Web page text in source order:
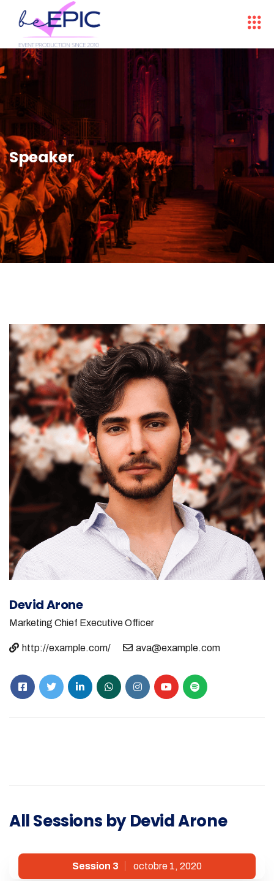
Speaker
Devid Arone
Marketing Chief Executive Officer
http://example.com/ ava@example.com
All Sessions by Devid Arone
Session 3 octobre 1, 2020